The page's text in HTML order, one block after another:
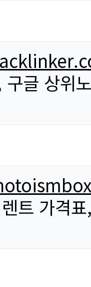
글 상위
트 가격